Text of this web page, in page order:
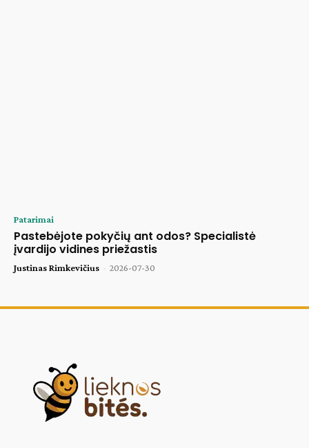
Patarimai
Pastebėjote pokyčių ant odos? Specialistė
įvardijo vidines priežastis
Justinas Rimkevičius - 2026-07-30